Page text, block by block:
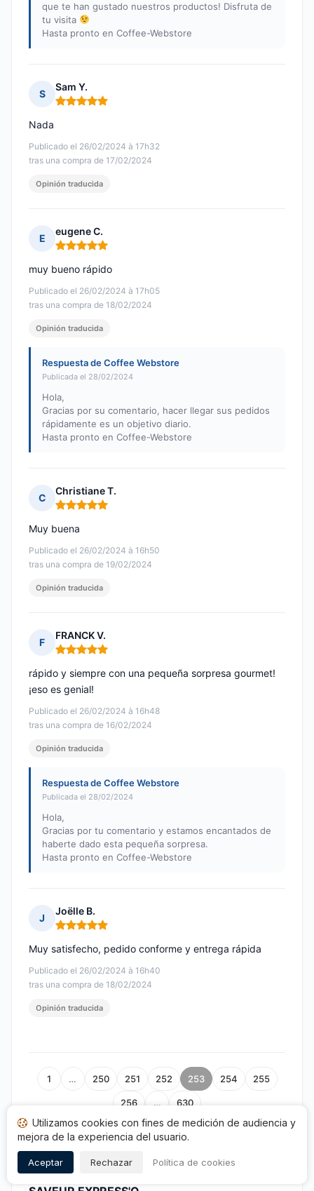
que te han gustado nuestros productos! Disfruta de
tu visita
Hasta pronto en Coffee-Webstore
S
Sam Y.
Nota: 5 de 5
Publicado el 26/02/2024 à 17h32
tras una compra de 17/02/2024
Nada
Opinión traducida
E
eugene C.
Nota: 5 de 5
Publicado el 26/02/2024 à 17h05
tras una compra de 18/02/2024
muy bueno rápido
Opinión traducida
Respuesta de Coffee Webstore
Publicada el 28/02/2024
Hola,
Gracias por su comentario, hacer llegar sus pedidos
rápidamente es un objetivo diario.
Hasta pronto en Coffee-Webstore
C
Christiane T.
Nota: 5 de 5
Publicado el 26/02/2024 à 16h50
tras una compra de 19/02/2024
Muy buena
Opinión traducida
F
FRANCK V.
Nota: 5 de 5
Publicado el 26/02/2024 à 16h48
tras una compra de 16/02/2024
rápido y siempre con una pequeña sorpresa gourmet!
¡eso es genial!
Opinión traducida
Respuesta de Coffee Webstore
Publicada el 28/02/2024
Hola,
Gracias por tu comentario y estamos encantados de
haberte dado esta pequeña sorpresa.
Hasta pronto en Coffee-Webstore
J
Joëlle B.
Nota: 5 de 5
Publicado el 26/02/2024 à 16h40
tras una compra de 18/02/2024
Muy satisfecho, pedido conforme y entrega rápida
Opinión traducida
1 … 250 251 252 253 254 255
256 … 630
Utilizamos cookies con fines de medición de audiencia y
mejora de la experiencia del usuario.
Aceptar Rechazar Política de cookies